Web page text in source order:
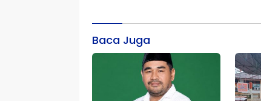
Baca Juga